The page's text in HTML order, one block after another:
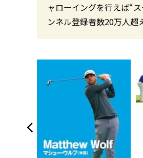
ャローイングを行えば“
ンネル登録者数20万人